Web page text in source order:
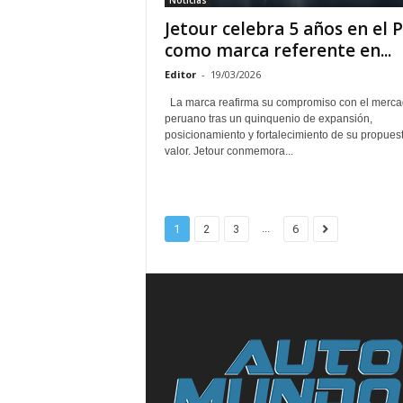
Jetour celebra 5 años en el
como marca referente en...
Editor - 19/03/2026
La marca reafirma su compromiso con el
peruano tras un quinquenio de expansión,
posicionamiento y fortalecimiento de su
valor. Jetour conmemora...
1 2 3 ... 6